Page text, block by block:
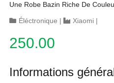
Une Robe Bazin Riche De
Éléctronique | Xiaomi |
250.00
Informations